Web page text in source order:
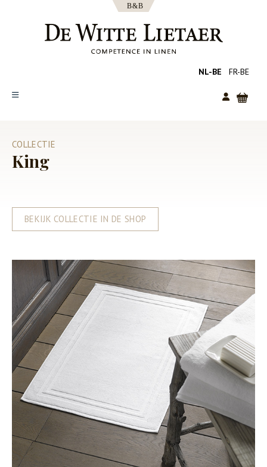
NL-BE FR-BE
COLLECTIES
OVER ONS
NIEUWS
CONTACT
COLLECTIE
King
BEKIJK COLLECTIE IN DE SHOP